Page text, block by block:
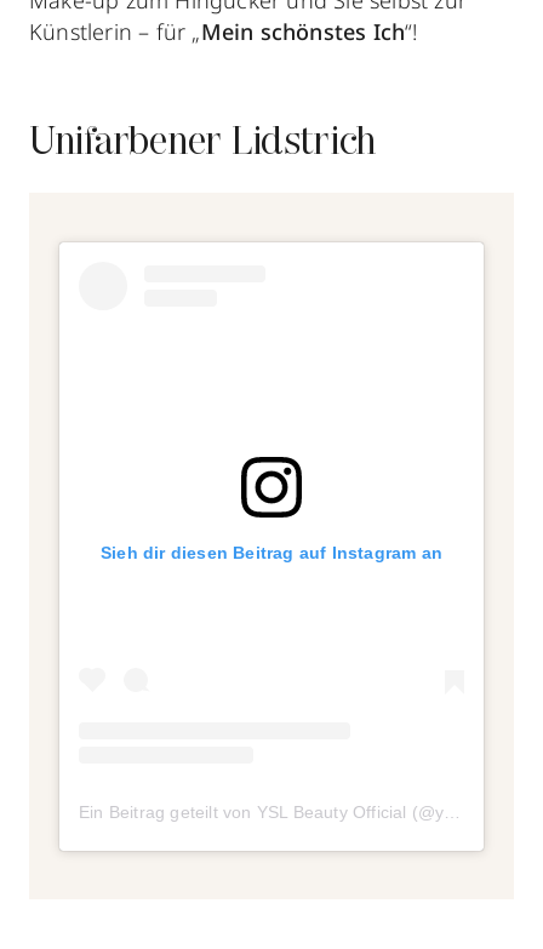
Künstlerin – für „Mein schönstes Ich“!
Unifarbener Lidstrich
Sieh dir diesen Beitrag auf Instagram an